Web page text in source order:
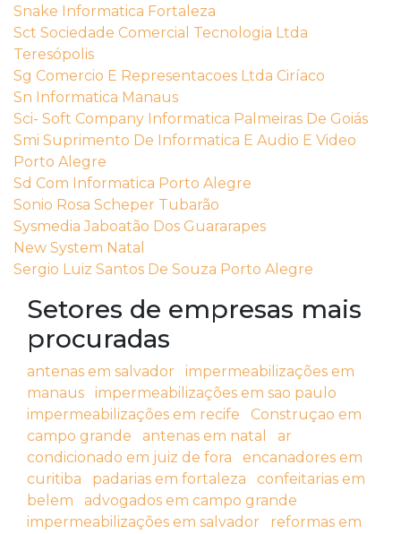
Snake Informatica Fortaleza
Sct Sociedade Comercial Tecnologia Ltda
Teresópolis
Sg Comercio E Representacoes Ltda Ciríaco
Sn Informatica Manaus
Sci- Soft Company Informatica Palmeiras De Goiás
Smi Suprimento De Informatica E Audio E Video
Porto Alegre
Sd Com Informatica Porto Alegre
Sonio Rosa Scheper Tubarão
Sysmedia Jaboatão Dos Guararapes
New System Natal
Sergio Luiz Santos De Souza Porto Alegre
Setores de empresas mais
procuradas
antenas em salvador
impermeabilizações em
manaus
impermeabilizações em sao paulo
impermeabilizações em recife
Construçao em
campo grande
antenas em natal
ar
condicionado em juiz de fora
encanadores em
curitiba
padarias em fortaleza
confeitarias em
belem
advogados em campo grande
impermeabilizações em salvador
reformas em